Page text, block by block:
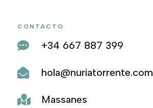
CONTACTO
 +34 667 887 399
 hola@nuriatorrente.com
 Massanes